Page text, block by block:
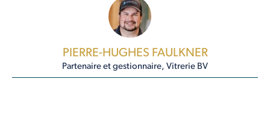
PIERRE-HUGHES FAULKNER
Partenaire et gestionnaire, Vitrerie BV